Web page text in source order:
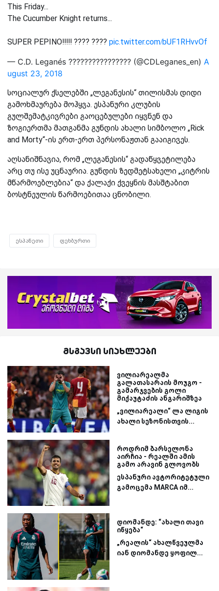
This Friday...
The Cucumber Knight returns...
SUPER PEPINO!!!!! ???? ???? pic.twitter.com/bUF1RHvvOf
— C.D. Leganés ???????????????? (@CDLeganes_en) A
ugust 23, 2018
სოციალურ ქსელებში „ლეგანესის“ თილისმას დიდი
გამოხმაურება მოჰყვა. ესპანური კლუბის
გულშემატკივრები გაოცებულები იყვნენ და
ზოგიერთმა მათგანმა გუნდის ახალი სიმბოლო „Rick
and Morty“-ის ერთ-ერთ პერსონაჟთან გააიგივეს.
აღსანიშნავია, რომ „ლეგანესის“ გადაწყვეტილება
არც თუ ისე უცნაურია. გუნდის ზედმეტსახელი „კიტრის
მწარმოებლებია“ და ქალაქი ქვეყნის მასშტაბით
ბოსტნეულის წარმოებითაა ცნობილი.
ესპანეთი ფეხბურთი
მსგავსი სიახლეები
ვილიარეალმა
გალათასარაის მოუგო -
გამარჯვების გოლი
მიქაუტაძის ანგარიშზეა
„ვილიარეალი“ ლა ლიგის
ახალი სეზონისთვის...
როდრიმ ბარსელონა
აირჩია - რეალში ამის
გამო არავინ გლოვობს
ესპანური ავტორიტეტული
გამოცემა MARCA იმ...
დიომანდე: “ახალი თავი
იწყება“
„რეალის“ ახალწვეულმა
იან დიომანდე ყოფილ...